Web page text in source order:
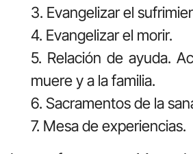
3. Evangelizar el
4. Evangelizar el morir.
5. Relación de ayuda.
muere y a la familia.
6. Sacramentos de la
7. Mesa de experiencias.